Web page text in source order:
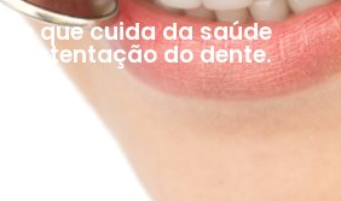
que cuida da saúde
sustentação do dente.